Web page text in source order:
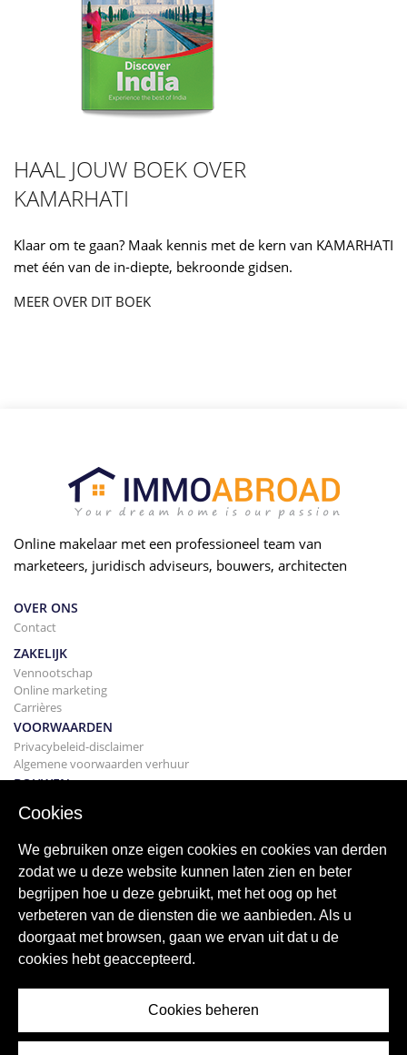
HAAL JOUW BOEK OVER
KAMARHATI
Klaar om te gaan? Maak kennis met de kern van KAMARHATI
met één van de in-diepte, bekroonde gidsen.
MEER OVER DIT BOEK
Online makelaar met een professioneel team van
marketeers, juridisch adviseurs, bouwers, architecten
OVER ONS
Contact
ZAKELIJK
Vennootschap
Online marketing
Carrières
VOORWAARDEN
Privacybeleid-disclaimer
Algemene voorwaarden verhuur
BOUWEN
Projecten
Uw huis kopen
Verkopen
Hypotheek
Zoekservice
BLOGGEN
bloggen
Wereldwijde regio's
Cookies
We gebruiken onze eigen cookies en cookies van derden
zodat we u deze website kunnen laten zien en beter
begrijpen hoe u deze gebruikt, met het oog op het
verbeteren van de diensten die we aanbieden. Als u
doorgaat met browsen, gaan we ervan uit dat u de
cookies hebt geaccepteerd.
Cookies beheren